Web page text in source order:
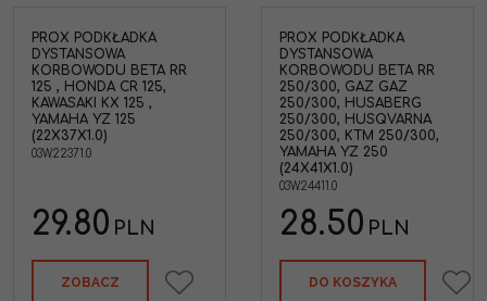
PROX PODKŁADKA
DYSTANSOWA
KORBOWODU BETA RR
125 , HONDA CR 125,
KAWASAKI KX 125 ,
YAMAHA YZ 125
(22X37X1.0)
03W.22371.0
29.80 PLN
ZOBACZ
PROX PODKŁADKA
DYSTANSOWA
KORBOWODU BETA RR
250/300, GAZ GAZ
250/300, HUSABERG
250/300, HUSQVARNA
250/300, KTM 250/300,
YAMAHA YZ 250
(24X41X1.0)
03W.24411.0
28.50 PLN
DO KOSZYKA